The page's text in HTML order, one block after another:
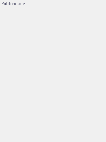
Publicidade.